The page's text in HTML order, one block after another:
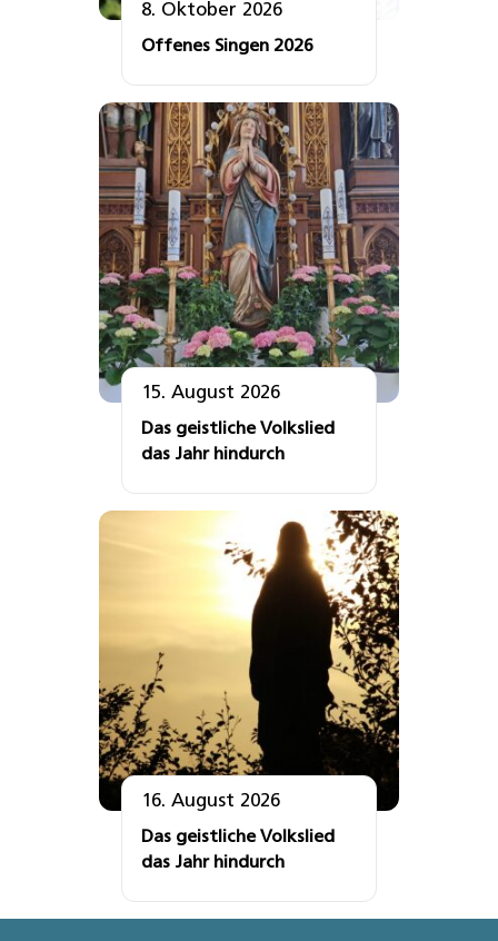
8. Oktober 2026
Offenes Singen 2026
15. August 2026
Das geistliche Volkslied
das Jahr hindurch
16. August 2026
Das geistliche Volkslied
das Jahr hindurch